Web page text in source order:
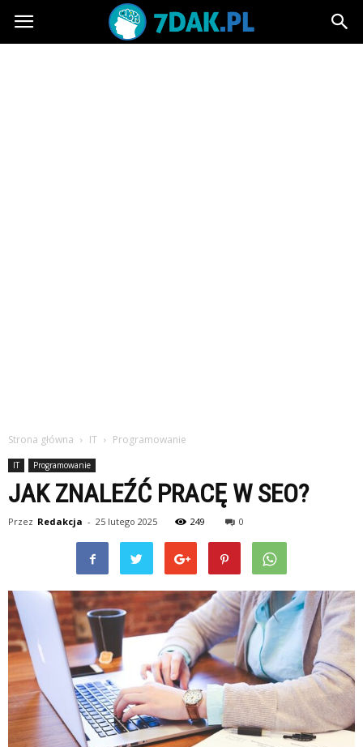
7dak.pl
Strona główna IT Programowanie
IT Programowanie
JAK ZNALEŹĆ PRACĘ W SEO?
Przez Redakcja - 25 lutego 2025 249 0